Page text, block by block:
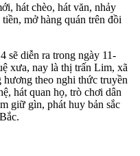
hát chèo, hát văn, nhảy
mở hàng quán trên đồi
sẽ diễn ra trong ngày 11-
xưa, nay là thị trấn Lim, xã
theo nghi thức truyền
hát quan họ, trò chơi dân
giữ gìn, phát huy bản sắc